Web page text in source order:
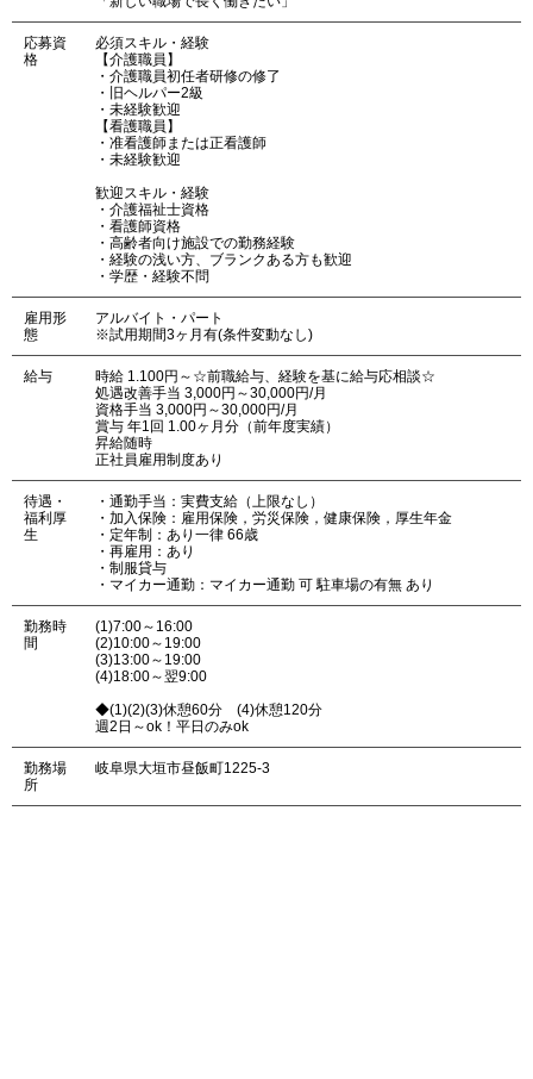
応募資
格
必須スキル・経験
【介護職員】
・介護職員初任者研修の修了
・旧ヘルパー2級
・未経験歓迎
【看護職員】
・准看護師または正看護師
・未経験歓迎
歓迎スキル・経験
・介護福祉士資格
・看護師資格
・高齢者向け施設での勤務経験
・経験の浅い方、ブランクある方も歓迎
・学歴・経験不問
雇用形
態
アルバイト・パート
※試用期間3ヶ月有(条件変動なし)
給与
時給 1.100円～☆前職給与、経験を基に給与応相談☆
処遇改善手当 3,000円～30,000円/月
資格手当 3,000円～30,000円/月
賞与 年1回 1.00ヶ月分（前年度実績）
昇給随時
正社員雇用制度あり
待遇・
福利厚
生
・通勤手当：実費支給（上限なし）
・加入保険：雇用保険，労災保険，健康保険，厚生年金
・定年制：あり一律 66歳
・再雇用：あり
・制服貸与
・マイカー通勤：マイカー通勤 可 駐車場の有無 あり
勤務時
間
(1)7:00～16:00
(2)10:00～19:00
(3)13:00～19:00
(4)18:00～翌9:00
◆(1)(2)(3)休憩60分 (4)休憩120分
週2日～ok！平日のみok
勤務場
所
岐阜県大垣市昼飯町1225-3